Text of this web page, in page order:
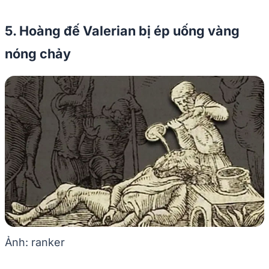
5. Hoàng đế Valerian bị ép uống vàng
nóng chảy
Ảnh: ranker